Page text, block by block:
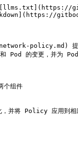
提供了基于策
Pod 的变更，并为 Pod
个组件
将 Policy 应用到相应